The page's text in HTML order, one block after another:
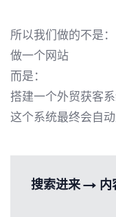
所以我们做的不是：
做一个网站
而是：
搭建一个外贸获客
这个系统最终会自动
搜索进来 → 内